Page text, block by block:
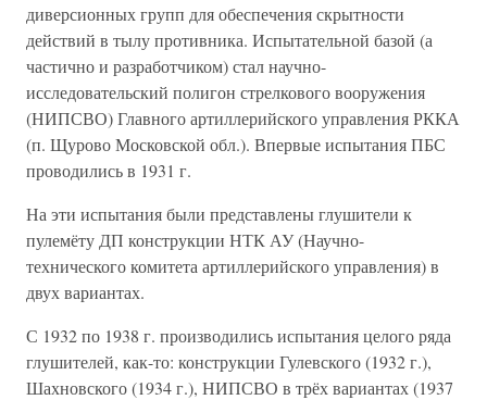
диверсионных групп для обеспечения скрытности
действий в тылу противника. Испытательной базой (а
частично и разработчиком) стал научно-
исследовательский полигон стрелкового вооружения
(НИПСВО) Главного артиллерийского управления РККА
(п. Щурово Московской обл.). Впервые испытания ПБС
проводились в 1931 г.
На эти испытания были представлены глушители к
пулемёту ДП конструкции НТК АУ (Научно-
технического комитета артиллерийского управления) в
двух вариантах.
С 1932 по 1938 г. производились испытания целого ряда
глушителей, как-то: конструкции Гулевского (1932 г.),
Шахновского (1934 г.), НИПСВО в трёх вариантах (1937